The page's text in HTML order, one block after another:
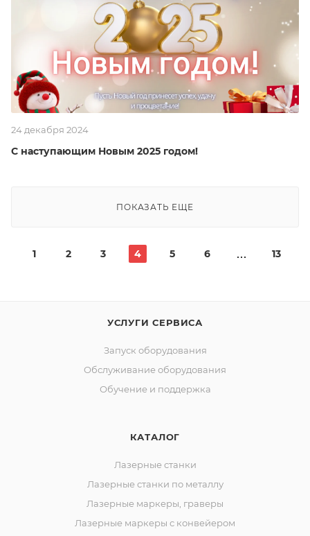
24 декабря 2024
С наступающим Новым 2025 годом!
ПОКАЗАТЬ ЕЩЕ
1 2 3 4 5 6 13
УСЛУГИ СЕРВИСА
Запуск оборудования
Обслуживание оборудования
Обучение и поддержка
КАТАЛОГ
Лазерные станки
Лазерные станки по металлу
Лазерные маркеры, граверы
Лазерные маркеры с конвейером